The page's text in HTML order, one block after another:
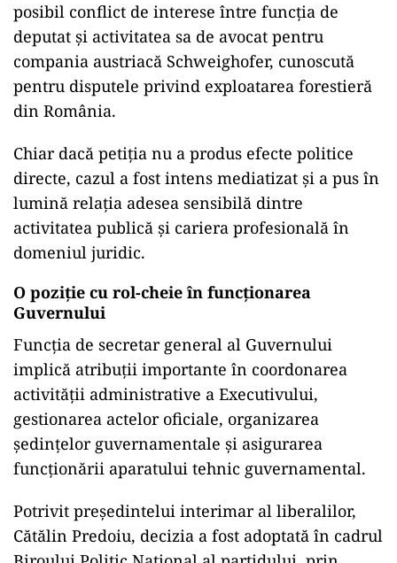
posibil conflict de interese între funcția de
deputat și activitatea sa de avocat pentru
compania austriacă Schweighofer, cunoscută
pentru disputele privind exploatarea forestieră
din România.
Chiar dacă petiția nu a produs efecte politice
directe, cazul a fost intens mediatizat și a pus în
lumină relația adesea sensibilă dintre
activitatea publică și cariera profesională în
domeniul juridic.
O poziție cu rol-cheie în funcționarea
Guvernului
Funcția de secretar general al Guvernului
implică atribuții importante în coordonarea
activității administrative a Executivului,
gestionarea actelor oficiale, organizarea
ședințelor guvernamentale și asigurarea
funcționării aparatului tehnic guvernamental.
Potrivit președintelui interimar al liberalilor,
Cătălin Predoiu, decizia a fost adoptată în cadrul